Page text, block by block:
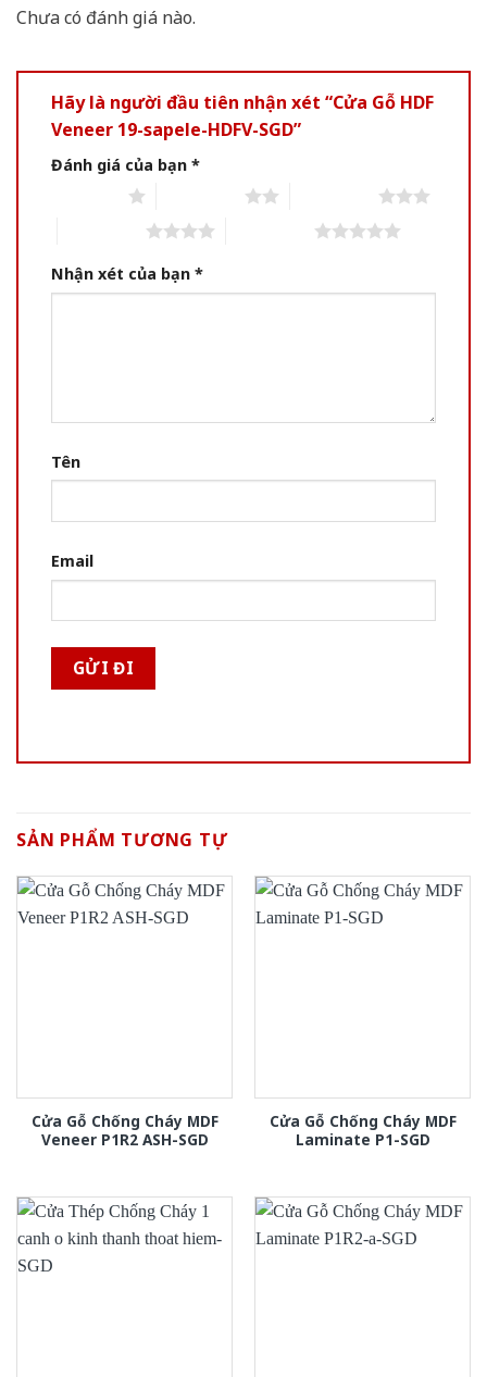
Chưa có đánh giá nào.
Hãy là người đầu tiên nhận xét “Cửa Gỗ HDF
Veneer 19-sapele-HDFV-SGD”
Đánh giá của bạn *
Nhận xét của bạn *
Tên
Email
SẢN PHẨM TƯƠNG TỰ
Cửa Gỗ Chống Cháy MDF
Veneer P1R2 ASH-SGD
Cửa Gỗ Chống Cháy MDF
Laminate P1-SGD